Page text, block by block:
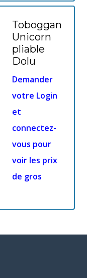
Toboggan
Unicorn
pliable
Dolu
Demander
votre Login
et
connectez-
vous pour
voir les prix
de gros